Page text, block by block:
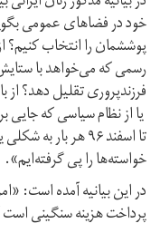
خود در فضاهای عمومی
پوششمان را انتخاب کنیم؟
رسمی که می‌‌خواهد با
فرزندپروری تقلیل دهد؟ از
تا اسفند ۹۶ هر
خواسته‌ها را پی گرفته‌ایم».
در این بیانیه آمده است:
پرداخت هزینه سنگینی